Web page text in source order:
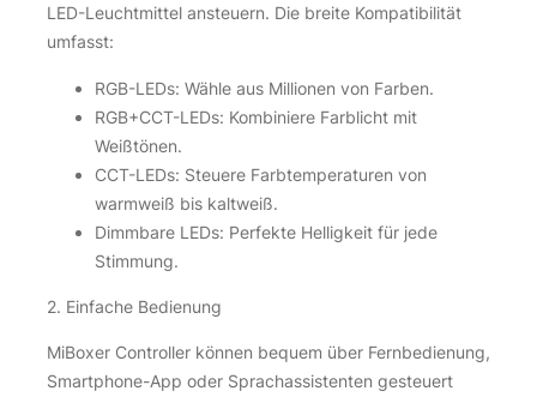
LED-Leuchtmittel ansteuern. Die breite Kompatibilität
umfasst:
RGB-LEDs: Wähle aus Millionen von Farben.
RGB+CCT-LEDs: Kombiniere Farblicht mit
Weißtönen.
CCT-LEDs: Steuere Farbtemperaturen von
warmweiß bis kaltweiß.
Dimmbare LEDs: Perfekte Helligkeit für jede
Stimmung.
2. Einfache Bedienung
MiBoxer Controller können bequem über Fernbedienung,
Smartphone-App oder Sprachassistenten gesteuert